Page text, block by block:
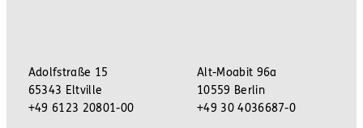
Adolfstraße 15
65343 Eltville
+49 6123 20801-00
Alt-Moabit 96a
10559 Berlin
+49 30 4036687-0